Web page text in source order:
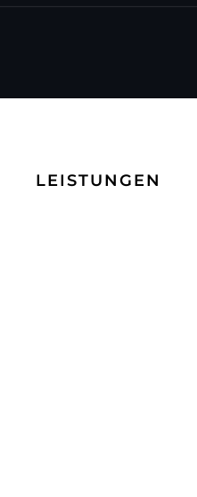
LEISTUNGEN